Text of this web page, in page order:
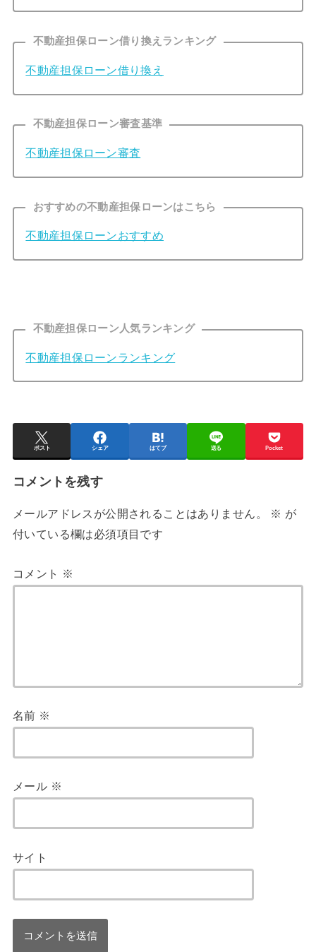
不動産担保ローン借り換えランキング
不動産担保ローン借り換え
不動産担保ローン審査基準
不動産担保ローン審査
おすすめの不動産担保ローンはこちら
不動産担保ローンおすすめ
不動産担保ローン人気ランキング
不動産担保ローンランキング
ポスト シェア はてブ 送る Pocket
コメントを残す
メールアドレスが公開されることはありません。 ※ が
付いている欄は必須項目です
コメント ※
名前 ※
メール ※
サイト